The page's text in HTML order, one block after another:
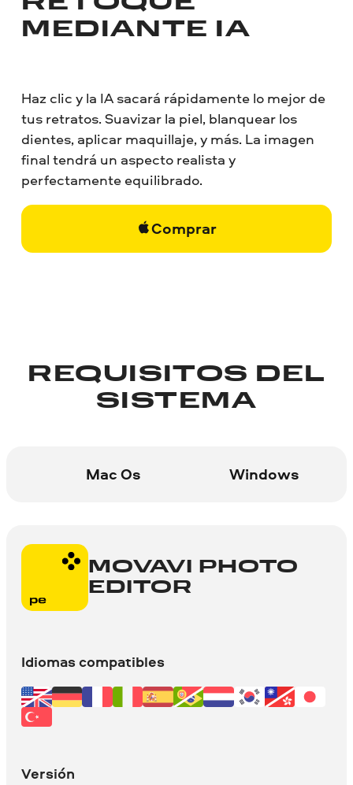
MEDIANTE IA
Haz clic y la IA sacará rápidamente lo mejor de
tus retratos. Suavizar la piel, blanquear los
dientes, aplicar maquillaje, y más. La imagen
final tendrá un aspecto realista y
perfectamente equilibrado.
Comprar
REQUISITOS DEL
SISTEMA
Mac Os Windows
MOVAVI PHOTO
EDITOR
Idiomas compatibles
Versión